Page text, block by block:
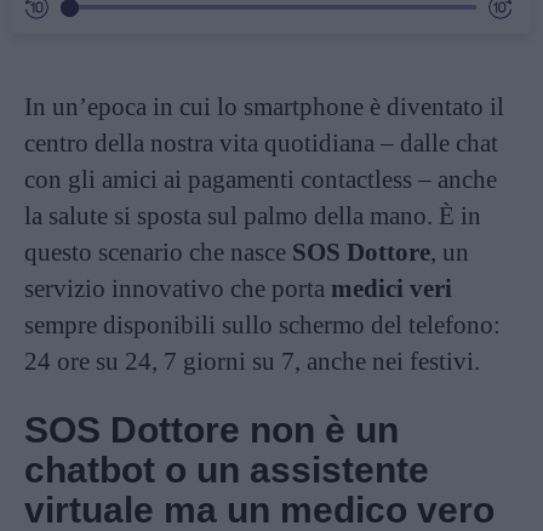
In un’epoca in cui lo smartphone è diventato il
centro della nostra vita quotidiana – dalle chat
con gli amici ai pagamenti contactless – anche
la salute si sposta sul palmo della mano. È in
questo scenario che nasce SOS Dottore, un
servizio innovativo che porta medici veri
sempre disponibili sullo schermo del telefono:
24 ore su 24, 7 giorni su 7, anche nei festivi.
SOS Dottore non è un
chatbot o un assistente
virtuale ma un medico vero